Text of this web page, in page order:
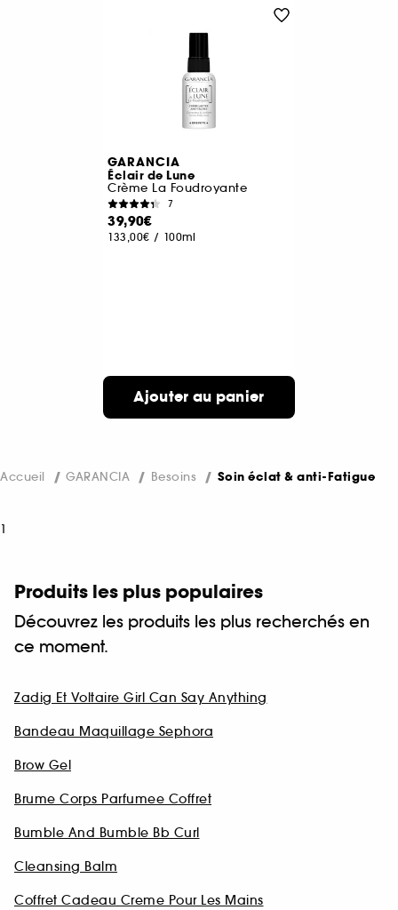
GARANCIA
Éclair de Lune
Crème La Foudroyante
7
39,90€
133,00€ / 100ml
Ajouter au panier
Accueil GARANCIA Besoins Soin éclat & anti-Fatigue
1
Produits les plus populaires
Découvrez les produits les plus recherchés en
ce moment.
Zadig Et Voltaire Girl Can Say Anything
Bandeau Maquillage Sephora
Brow Gel
Brume Corps Parfumee Coffret
Bumble And Bumble Bb Curl
Cleansing Balm
Coffret Cadeau Creme Pour Les Mains